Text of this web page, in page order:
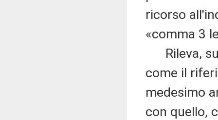
ricorso
«comma 3
Rileva,
come il
medesimo
con quello,